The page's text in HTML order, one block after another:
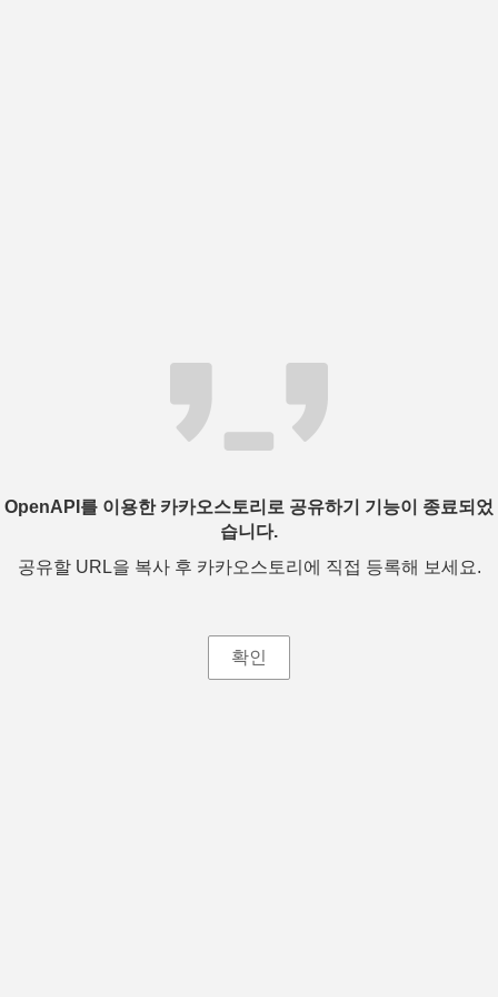
OpenAPI를 이용한 카카오스토리로 공유하기 기능이 종료되었
습니다.
공유할 URL을 복사 후 카카오스토리에 직접 등록해 보세요.
확인